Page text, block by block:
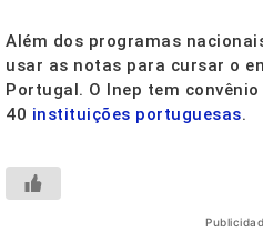
Além dos programas
usar as notas para cursar o
Portugal. O Inep tem
40 instituições portuguesas.